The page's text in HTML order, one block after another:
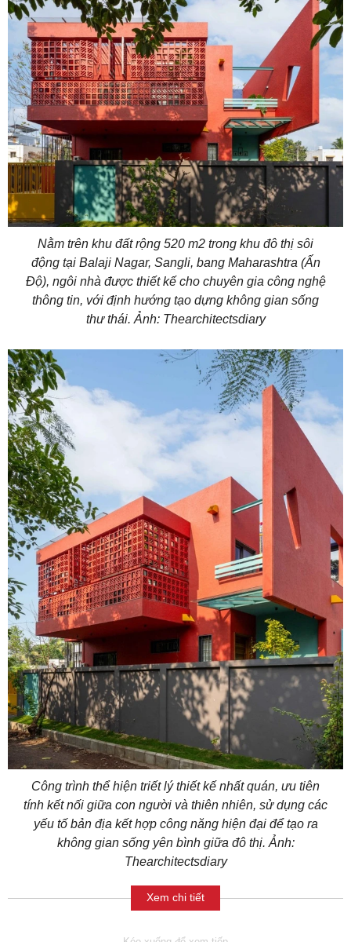
Nằm trên khu đất rộng 520 m2 trong khu đô thị sôi
động tại Balaji Nagar, Sangli, bang Maharashtra (Ấn
Độ), ngôi nhà được thiết kế cho chuyên gia công nghệ
thông tin, với định hướng tạo dựng không gian sống
thư thái. Ảnh: Thearchitectsdiary
Công trình thể hiện triết lý thiết kế nhất quán, ưu tiên
tính kết nối giữa con người và thiên nhiên, sử dụng các
yếu tố bản địa kết hợp công năng hiện đại để tạo ra
không gian sống yên bình giữa đô thị. Ảnh:
Thearchitectsdiary
Xem chi tiết